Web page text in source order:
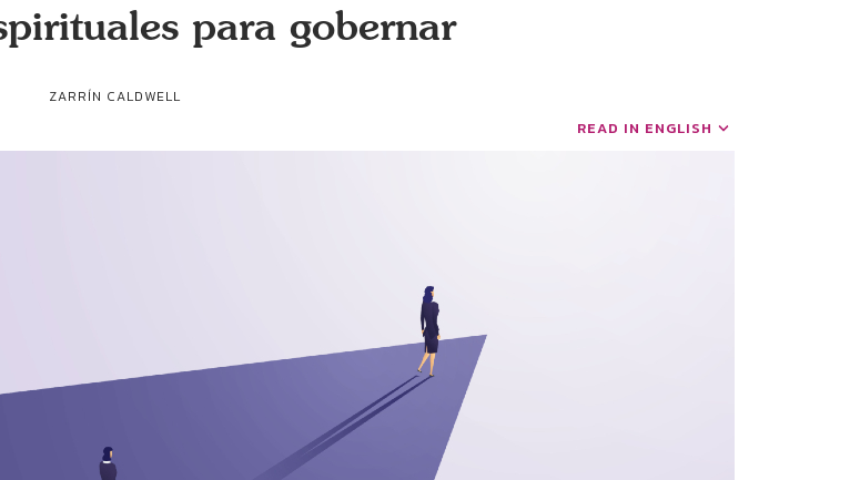
para gobernar
ZARRÍN CALDWELL
READ IN ENGLISH